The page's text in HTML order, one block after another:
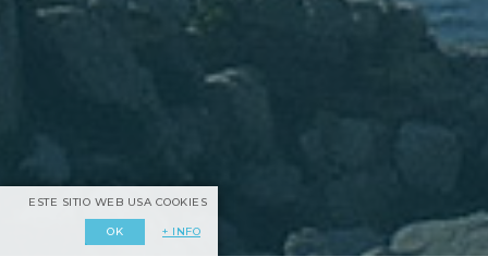
ESTE SITIO WEB USA COOKIES
OK + INFO